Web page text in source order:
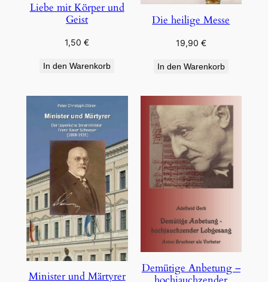
Liebe mit Körper und
Geist
1,50€
In den Warenkorb
Die heilige Messe
19,90 €
In den Warenkorb
Minister und Märtyrer
Demütige Anbetung –